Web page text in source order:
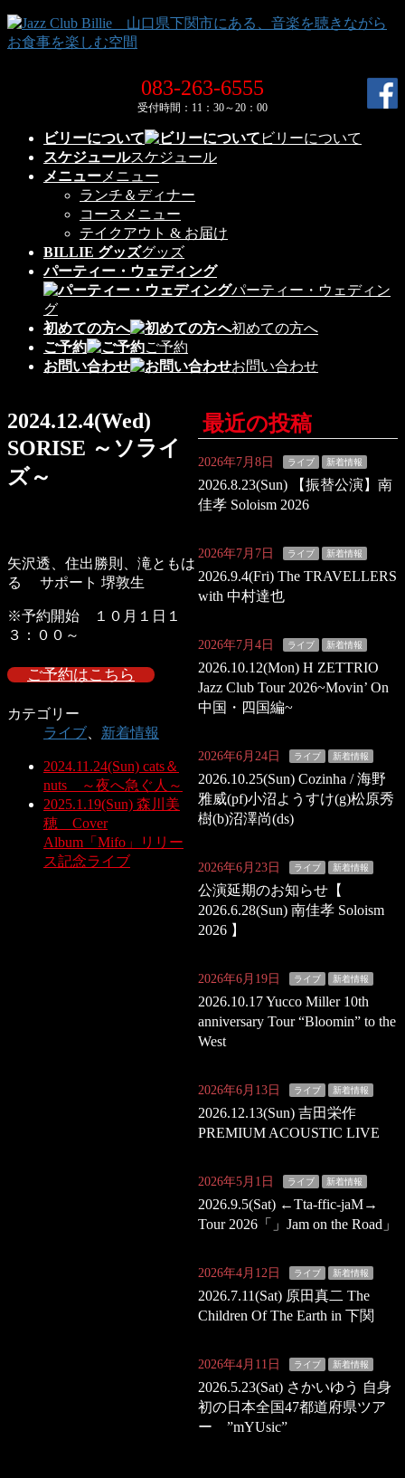
コ
ン
ナ
ビ
083-263-6555
受付時間：11：30～20：00
ビリーについて
ビリーについて
スケジュールスケジュール
メニュー メニュー
ランチ＆ディナー
コースメニュー
テイクアウト & お届け
BILLIE グッズグッズ
パーティー・ウェディング
パーティー・ウェディン
グ
初めての方へ
初めての方へ
ご予約
ご予約
お問い合わせ
お問い合わせ
2024.12.4(Wed)
SORISE ～ソライ
ズ～
矢沢透、住出勝則、滝ともは
る サポート 堺敦生
※予約開始 １０月１日１
３：００～
ご予約はこちら
カテゴリー
ライブ
新着情報
2024.11.24(Sun) cats＆
nuts ～夜へ急ぐ人～
2025.1.19(Sun) 森川美
穂 Cover
Album「Mifo」リリー
ス記念ライブ
最近の投稿
2026年7月8日 ライブ 新着情報
2026.8.23(Sun) 【振替公演】南
佳孝 Soloism 2026
2026年7月7日 ライブ 新着情報
2026.9.4(Fri) The TRAVELLERS
with 中村達也
2026年7月4日 ライブ 新着情報
2026.10.12(Mon) H ZETTRIO
Jazz Club Tour 2026~Movin’ On
中国・四国編~
2026年6月24日 ライブ 新着情報
2026.10.25(Sun) Cozinha / 海野
雅威(pf)小沼ようすけ(g)松原秀
樹(b)沼澤尚(ds)
2026年6月23日 ライブ 新着情報
公演延期のお知らせ【
2026.6.28(Sun) 南佳孝 Soloism
2026 】
2026年6月19日 ライブ 新着情報
2026.10.17 Yucco Miller 10th
anniversary Tour “Bloomin” to the
West
2026年6月13日 ライブ 新着情報
2026.12.13(Sun) 吉田栄作
PREMIUM ACOUSTIC LIVE
2026年5月1日 ライブ 新着情報
2026.9.5(Sat) ←Tta-ffic-jaM→
Tour 2026「」Jam on the Road」
2026年4月12日 ライブ 新着情報
2026.7.11(Sat) 原田真二 The
Children Of The Earth in 下関
2026年4月11日 ライブ 新着情報
2026.5.23(Sat) さかいゆう 自身
初の日本全国47都道府県ツア
ー ”mYUsic”